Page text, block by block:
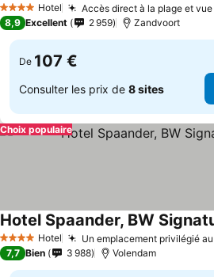
4 Étoiles Hotel Accès direct à la plage et vue
8,9 Excellent 2 959 Zandvoort
De 107 €
Consulter les prix de 8 sites
Choix populaire
4 Étoiles Hotel Un emplacement privilégié
Hotel Spaander, BW
7,7 Bien 3 988 Volendam